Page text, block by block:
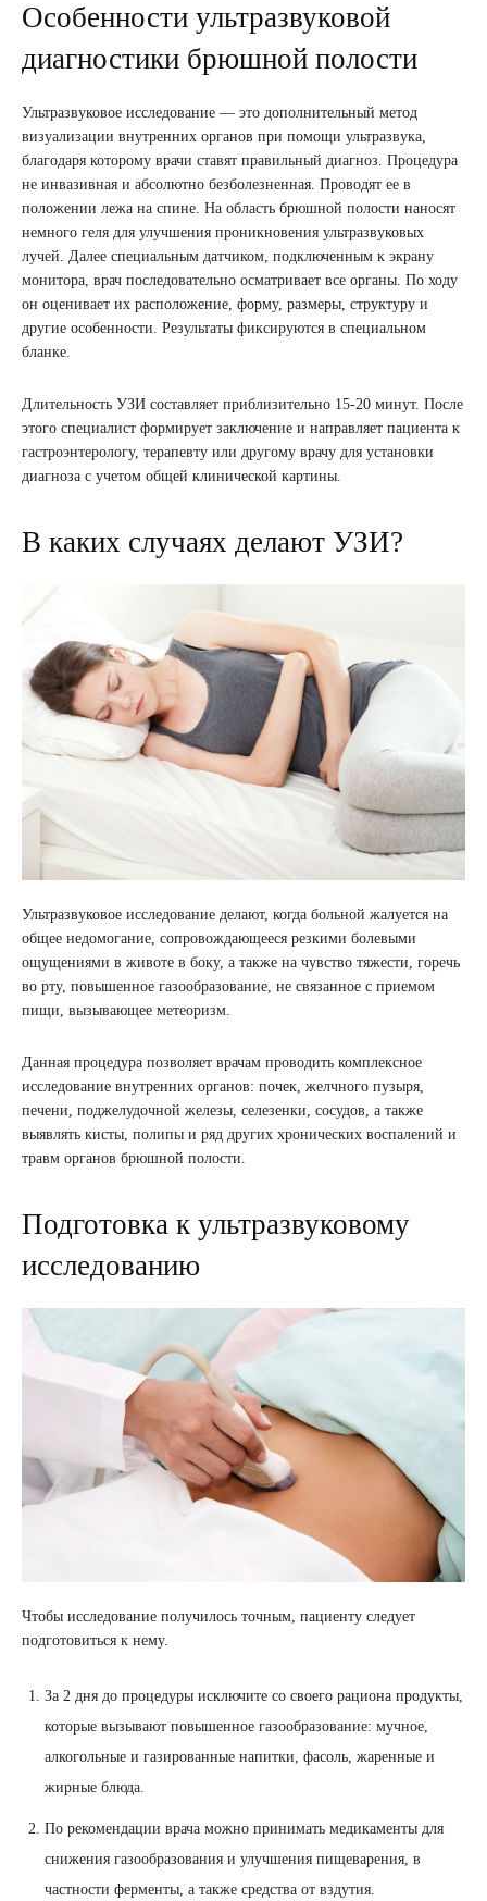
Особенности ультразвуковой
диагностики брюшной полости
Ультразвуковое исследование — это дополнительный метод
визуализации внутренних органов при помощи ультразвука,
благодаря которому врачи ставят правильный диагноз. Процедура
не инвазивная и абсолютно безболезненная. Проводят ее в
положении лежа на спине. На область брюшной полости наносят
немного геля для улучшения проникновения ультразвуковых
лучей. Далее специальным датчиком, подключенным к экрану
монитора, врач последовательно осматривает все органы. По ходу
он оценивает их расположение, форму, размеры, структуру и
другие особенности. Результаты фиксируются в специальном
бланке.
Длительность УЗИ составляет приблизительно 15-20 минут. После
этого специалист формирует заключение и направляет пациента к
гастроэнтерологу, терапевту или другому врачу для установки
диагноза с учетом общей клинической картины.
В каких случаях делают УЗИ?
Ультразвуковое исследование делают, когда больной жалуется на
общее недомогание, сопровождающееся резкими болевыми
ощущениями в животе в боку, а также на чувство тяжести, горечь
во рту, повышенное газообразование, не связанное с приемом
пищи, вызывающее метеоризм.
Данная процедура позволяет врачам проводить комплексное
исследование внутренних органов: почек, желчного пузыря,
печени, поджелудочной железы, селезенки, сосудов, а также
выявлять кисты, полипы и ряд других хронических воспалений и
травм органов брюшной полости.
Подготовка к ультразвуковому
исследованию
Чтобы исследование получилось точным, пациенту следует
подготовиться к нему.
За 2 дня до процедуры исключите со своего рациона продукты,
которые вызывают повышенное газообразование: мучное,
алкогольные и газированные напитки, фасоль, жаренные и
жирные блюда.
По рекомендации врача можно принимать медикаменты для
снижения газообразования и улучшения пищеварения, в
частности ферменты, а также средства от вздутия.